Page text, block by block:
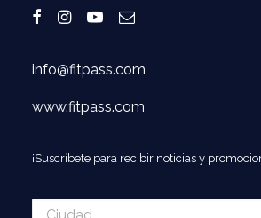
info@fitpass.com
www.fitpass.com
¡Suscríbete para recibir noticias y